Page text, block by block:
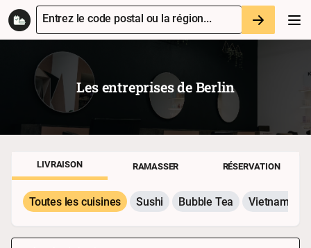
Entrez le code postal ou la région...
Les entreprises deBerlin
LIVRAISON RAMASSER RÉSERVATION
Toutes les cuisines Sushi Bubble Tea